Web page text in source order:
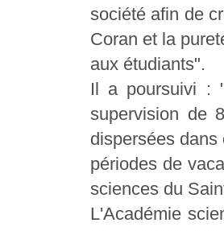
société afin de
Coran et la
aux étudiants".
Il a poursuivi :
supervision de
dispersées
périodes de
sciences du
L'Académie